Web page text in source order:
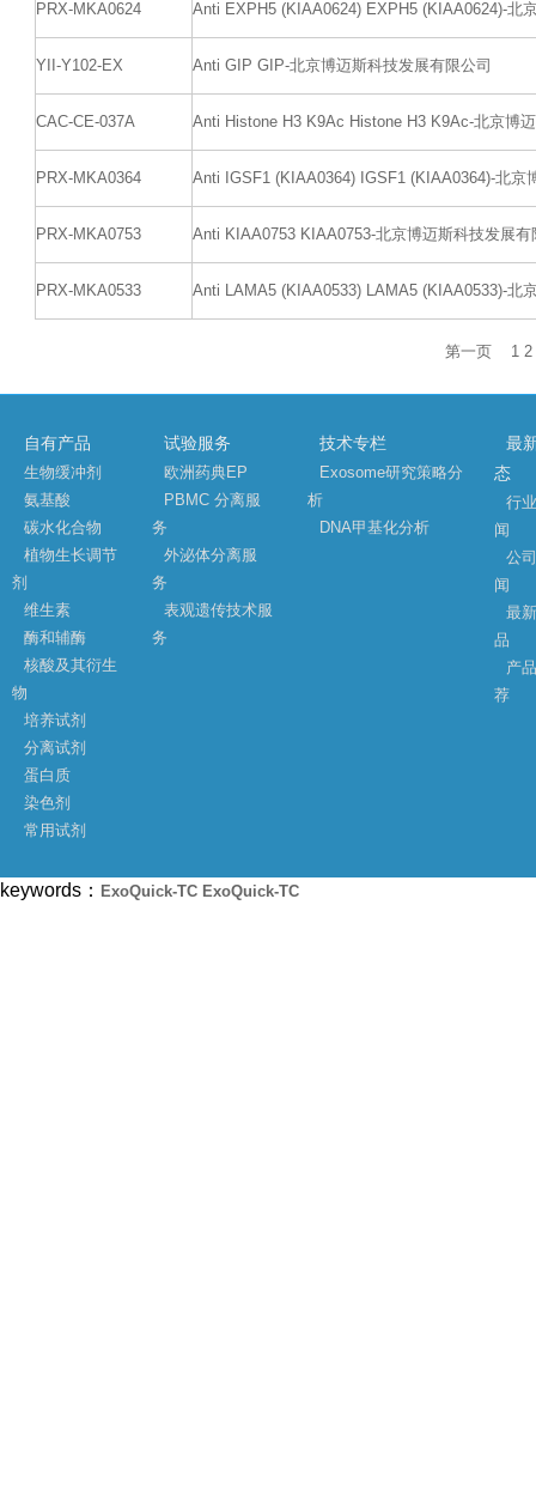
PRX-MKA0624 Anti EXPH5 (KIAA0624) EXPH5 (KIAA0624)-北
YII-Y102-EX Anti GIP GIP-北京博迈斯科技发展有限公司
CAC-CE-037A Anti Histone H3 K9Ac Histone H3 K9Ac-北京博
PRX-MKA0364 Anti IGSF1 (KIAA0364) IGSF1 (KIAA0364)-北京
PRX-MKA0753 Anti KIAA0753 KIAA0753-北京博迈斯科技发展有
PRX-MKA0533 Anti LAMA5 (KIAA0533) LAMA5 (KIAA0533)-北
第一页 1 2
自有产品
生物缓冲剂
氨基酸
碳水化合物
植物生长调节
剂
维生素
酶和辅酶
核酸及其衍生
物
培养试剂
分离试剂
蛋白质
染色剂
常用试剂
试验服务
欧洲药典EP
PBMC 分离服
务
外泌体分离服
务
表观遗传技术服
务
技术专栏
Exosome研究策略分
析
DNA甲基化分析
最
态
行
闻
公
闻
最
品
产
荐
keywords： ExoQuick-TC ExoQuick-TC